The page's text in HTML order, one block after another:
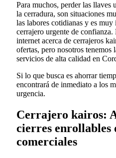
Para muchos, perder las llaves
la cerradura, son situaciones
las labores cotidianas y es
cerrajero urgente de confianza.
internet acerca de cerrajeros
ofertas, pero nosotros tenemos
servicios de alta calidad en
Si lo que busca es ahorrar
encontrará de inmediato a los
urgencia.
Cerrajero kairos:
cierres enrollables
comerciales